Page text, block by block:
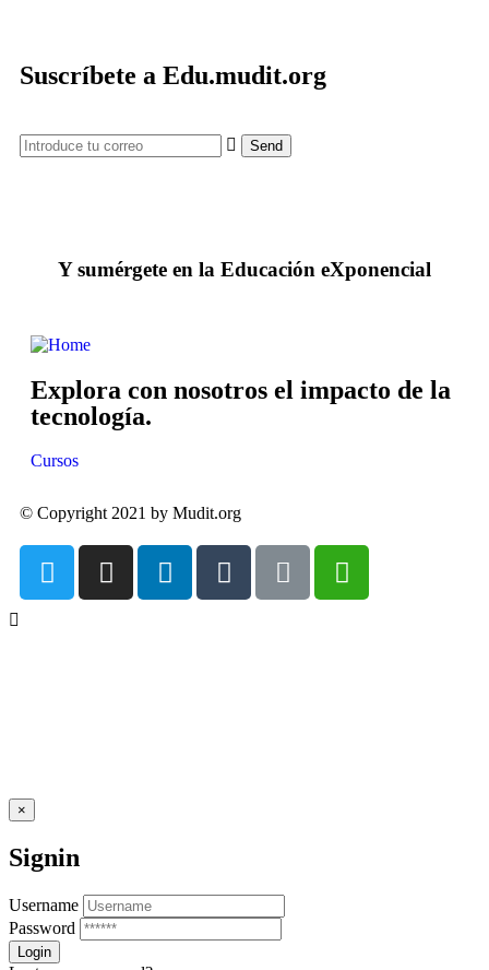
Suscríbete a Edu.mudit.org
Y sumérgete en la Educación eXponencial
Explora con nosotros el impacto de la
tecnología.
Cursos
© Copyright 2021 by Mudit.org
×
Signin
Username
Password